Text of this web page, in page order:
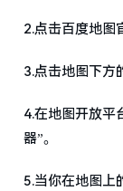
2.点击百度地图
3.点击地图下方
4.在地图开放平
器”。
5.当你在地图上